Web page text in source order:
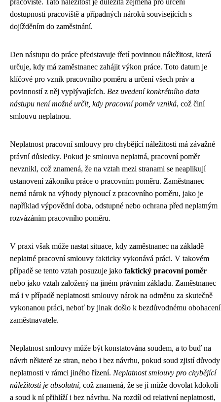
pracoviště. Tato náležitost je důležitá zejména pro určení
dostupnosti pracoviště a případných nároků souvisejících s
dojížděním do zaměstnání.
Den nástupu do práce představuje třetí povinnou náležitost, která
určuje, kdy má zaměstnanec zahájit výkon práce. Toto datum je
klíčové pro vznik pracovního poměru a určení všech práv a
povinností z něj vyplývajících. Bez uvedení konkrétního data
nástupu není možné určit, kdy pracovní poměr vzniká, což činí
smlouvu neplatnou.
Neplatnost pracovní smlouvy pro chybějící náležitosti má závažné
právní důsledky. Pokud je smlouva neplatná, pracovní poměr
nevznikl, což znamená, že na vztah mezi stranami se neaplikují
ustanovení zákoníku práce o pracovním poměru. Zaměstnanec
nemá nárok na výhody plynoucí z pracovního poměru, jako je
například výpovědní doba, odstupné nebo ochrana před neplatným
rozvázáním pracovního poměru.
V praxi však může nastat situace, kdy zaměstnanec na základě
neplatné pracovní smlouvy fakticky vykonává práci. V takovém
případě se tento vztah posuzuje jako faktický pracovní poměr
nebo jako vztah založený na jiném právním základu. Zaměstnanec
má i v případě neplatnosti smlouvy nárok na odměnu za skutečně
vykonanou práci, neboť by jinak došlo k bezdůvodnému obohacení
zaměstnavatele.
Neplatnost smlouvy může být konstatována soudem, a to buď na
návrh některé ze stran, nebo i bez návrhu, pokud soud zjistí důvody
neplatnosti v rámci jiného řízení. Neplatnost smlouvy pro chybějící
náležitosti je absolutní, což znamená, že se jí může dovolat kdokoli
a soud k ní přihlíží i bez návrhu. Na rozdíl od relativní neplatnosti,